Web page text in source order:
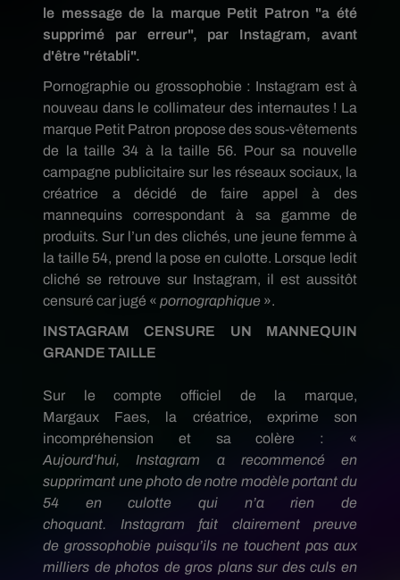
le message de la marque Petit Patron "a été
supprimé par erreur", par Instagram, avant
d'être "rétabli".
Pornographie ou grossophobie : Instagram est à
nouveau dans le collimateur des internautes ! La
marque Petit Patron propose des sous-vêtements
de la taille 34 à la taille 56. Pour sa nouvelle
campagne publicitaire sur les réseaux sociaux, la
créatrice a décidé de faire appel à des
mannequins correspondant à sa gamme de
produits. Sur l’un des clichés, une jeune femme à
la taille 54, prend la pose en culotte. Lorsque ledit
cliché se retrouve sur Instagram, il est aussitôt
censuré car jugé « pornographique ».
INSTAGRAM CENSURE UN MANNEQUIN
GRANDE TAILLE
Sur le compte officiel de la marque,
Margaux
Faes, la créatrice, exprime son
incompréhension et sa colère :
«
Aujourd’hui, Instagram a recommencé en
supprimant une photo de notre modèle portant du
54 en culotte qui n’a rien de
choquant.
Instagram fait clairement preuve
de grossophobie puisqu’ils ne touchent pas aux
milliers de photos de gros plans sur des culs en